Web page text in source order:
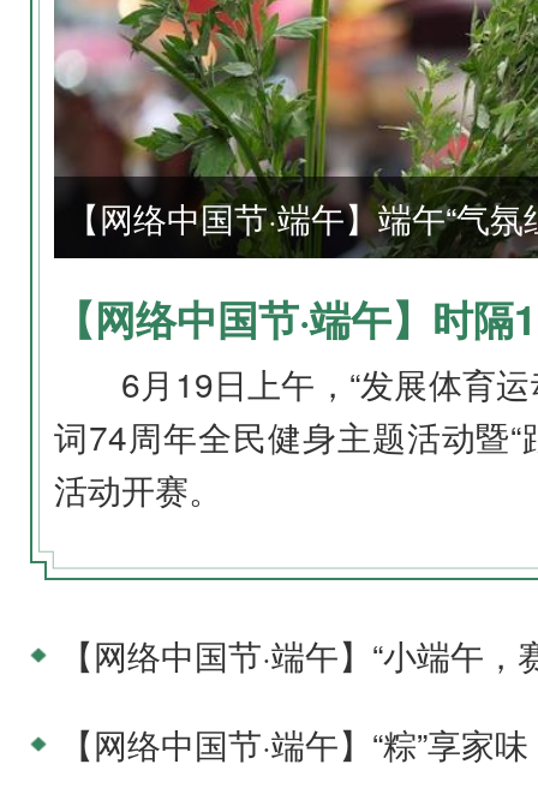
6月19日上午，“发展体育
词74周年全民健身主题活动暨“
活动开赛。